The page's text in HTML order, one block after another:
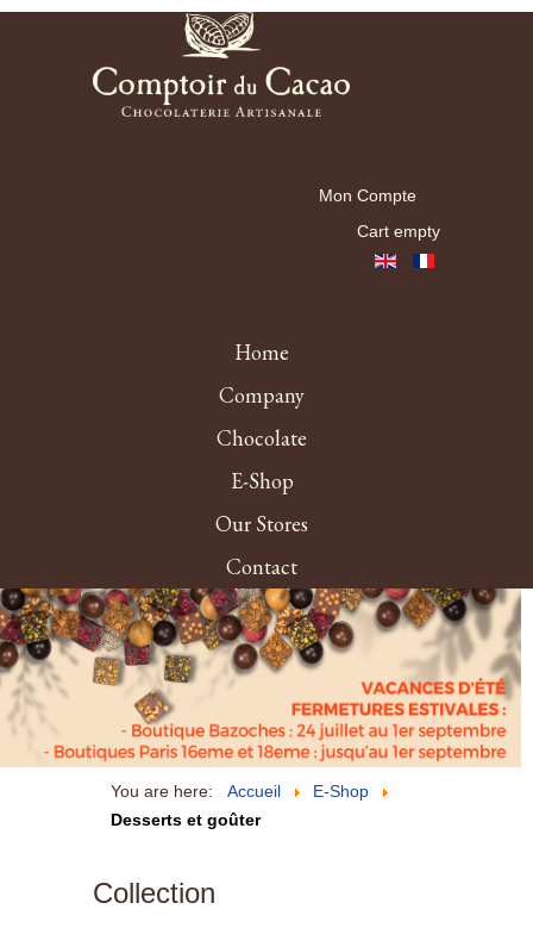
Mon Compte
Cart empty
Home
Company
Chocolate
E-Shop
Our Stores
Contact
You are here: Accueil
E-Shop
Desserts et goûter
Collection